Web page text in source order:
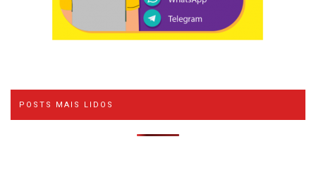
POSTS MAIS LIDOS